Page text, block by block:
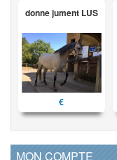
donne jument LUS
€
MON COMPTE